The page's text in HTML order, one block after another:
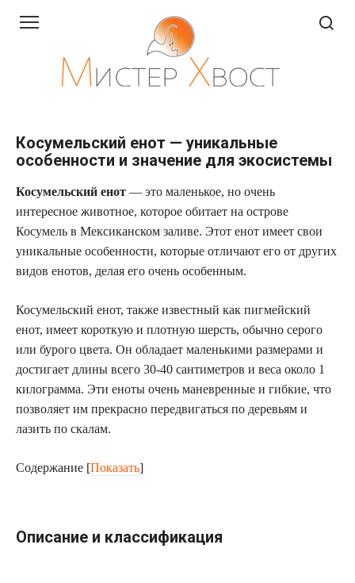
Косумельский енот — уникальные
особенности и значение для экосистемы
Косумельский енот — это маленькое, но очень
интересное животное, которое обитает на острове
Косумель в Мексиканском заливе. Этот енот имеет свои
уникальные особенности, которые отличают его от других
видов енотов, делая его очень особенным.
Косумельский енот, также известный как пигмейский
енот, имеет короткую и плотную шерсть, обычно серого
или бурого цвета. Он обладает маленькими размерами и
достигает длины всего 30-40 сантиметров и веса около 1
килограмма. Эти еноты очень маневренные и гибкие, что
позволяет им прекрасно передвигаться по деревьям и
лазить по скалам.
Содержание [Показать]
Описание и классификация